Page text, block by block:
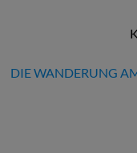
DIE WANDERUNG